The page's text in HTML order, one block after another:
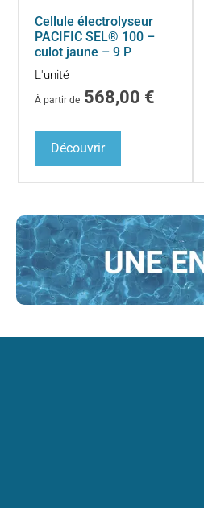
Cellule électrolyseur
PACIFIC SEL® 100 –
culot jaune – 9 P
L'unité
À partir de 568,00 €
Découvrir